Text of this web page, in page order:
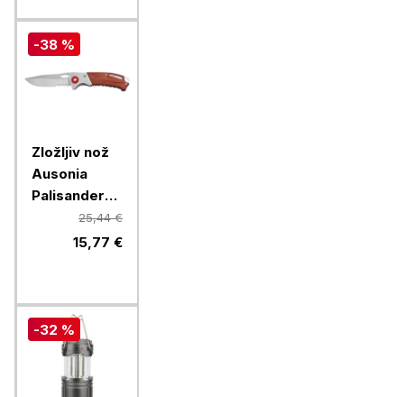
-38 %
Zložljiv nož
Ausonia
Palisander
25,44 €
15,77 €
-32 %